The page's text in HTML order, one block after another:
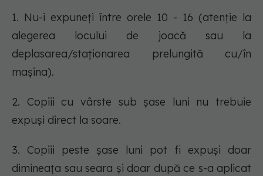
1. Nu-i expuneți între orele 10 - 16 (atenție la
alegerea locului de joacă sau la
deplasarea/staționarea prelungită cu/în
mașina).
2. Copiii cu vârste sub șase luni nu trebuie
expuși direct la soare.
3. Copiii peste șase luni pot fi expuși doar
dimineața sau seara și doar după ce s-a aplicat